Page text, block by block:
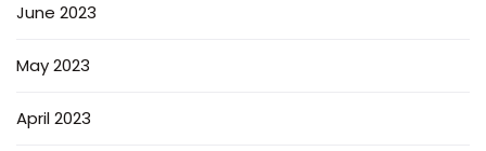
June 2023
May 2023
April 2023